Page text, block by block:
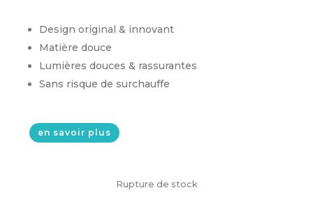
19,99€.9,99€.
Design original & innovant
Matière douce
Lumières douces & rassurantes
Sans risque de surchauffe
en savoir plus
Rupture de stock